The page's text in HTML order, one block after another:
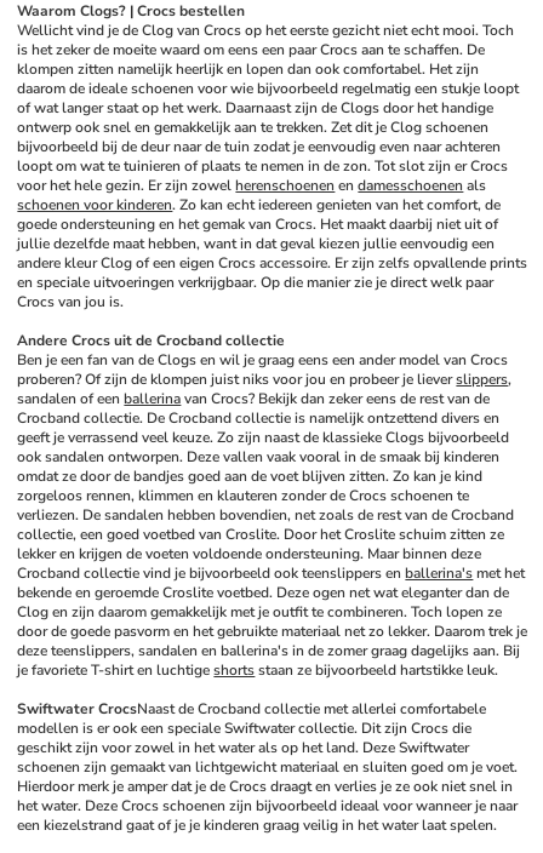
Waarom Clogs? | Crocs bestellen
Wellicht vind je de Clog van Crocs op het eerste gezicht niet echt mooi. Toch
is het zeker de moeite waard om eens een paar Crocs aan te schaffen. De
klompen zitten namelijk heerlijk en lopen dan ook comfortabel. Het zijn
daarom de ideale schoenen voor wie bijvoorbeeld regelmatig een stukje loopt
of wat langer staat op het werk. Daarnaast zijn de Clogs door het handige
ontwerp ook snel en gemakkelijk aan te trekken. Zet dit je Clog schoenen
bijvoorbeeld bij de deur naar de tuin zodat je eenvoudig even naar achteren
loopt om wat te tuinieren of plaats te nemen in de zon. Tot slot zijn er Crocs
voor het hele gezin. Er zijn zowel herenschoenen en damesschoenen
schoenen voor kinderen. Zo kan echt iedereen genieten van het comfort, de
goede ondersteuning en het gemak van Crocs. Het maakt daarbij niet uit of
jullie dezelfde maat hebben, want in dat geval kiezen jullie eenvoudig een
andere kleur Clog of een eigen Crocs accessoire. Er zijn zelfs opvallende prints
en speciale uitvoeringen verkrijgbaar. Op die manier zie je direct welk paar
Crocs van jou is.
Andere Crocs uit de Crocband collectie
Ben je een fan van de Clogs en wil je graag eens een ander model van Crocs
proberen? Of zijn de klompen juist niks voor jou en probeer je liever slippers,
sandalen of een ballerina van Crocs? Bekijk dan zeker eens de rest van de
Crocband collectie. De Crocband collectie is namelijk ontzettend divers en
geeft je verrassend veel keuze. Zo zijn naast de klassieke Clogs bijvoorbeeld
ook sandalen ontworpen. Deze vallen vaak vooral in de smaak bij kinderen
omdat ze door de bandjes goed aan de voet blijven zitten. Zo kan je kind
zorgeloos rennen, klimmen en klauteren zonder de Crocs schoenen te
verliezen. De sandalen hebben bovendien, net zoals de rest van de Crocband
collectie, een goed voetbed van Croslite. Door het Croslite schuim zitten ze
lekker en krijgen de voeten voldoende ondersteuning. Maar binnen deze
Crocband collectie vind je bijvoorbeeld ook teenslippers en ballerina's met het
bekende en geroemde Croslite voetbed. Deze ogen net wat eleganter dan de
Clog en zijn daarom gemakkelijk met je outfit te combineren. Toch lopen ze
door de goede pasvorm en het gebruikte materiaal net zo lekker. Daarom trek je
deze teenslippers, sandalen en ballerina's in de zomer graag dagelijks aan. Bij
je favoriete T-shirt en luchtige shorts staan ze bijvoorbeeld hartstikke leuk.
Swiftwater CrocsNaast de Crocband collectie met allerlei comfortabele
modellen is er ook een speciale Swiftwater collectie. Dit zijn Crocs die
geschikt zijn voor zowel in het water als op het land. Deze Swiftwater
schoenen zijn gemaakt van lichtgewicht materiaal en sluiten goed om je voet.
Hierdoor merk je amper dat je de Crocs draagt en verlies je ze ook niet snel in
het water. Deze Crocs schoenen zijn bijvoorbeeld ideaal voor wanneer je naar
een kiezelstrand gaat of je je kinderen graag veilig in het water laat spelen.